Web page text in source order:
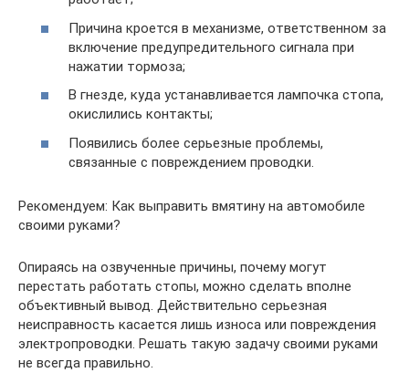
Причина кроется в механизме, ответственном за
включение предупредительного сигнала при
нажатии тормоза;
В гнезде, куда устанавливается лампочка стопа,
окислились контакты;
Появились более серьезные проблемы,
связанные с повреждением проводки.
Рекомендуем: Как выправить вмятину на автомобиле
своими руками?
Опираясь на озвученные причины, почему могут
перестать работать стопы, можно сделать вполне
объективный вывод. Действительно серьезная
неисправность касается лишь износа или повреждения
электропроводки. Решать такую задачу своими руками
не всегда правильно.